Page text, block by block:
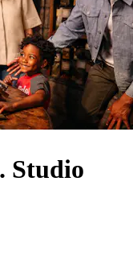
Studio